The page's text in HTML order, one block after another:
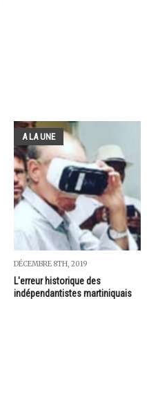
A LA UNE
DÉCEMBRE 8TH, 2019
L'erreur historique des
indépendantistes martiniquais